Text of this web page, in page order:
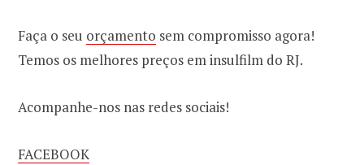
Faça o seu orçamento sem compromisso agora!
Temos os melhores preços em insulfilm do RJ.
Acompanhe-nos nas redes sociais!
FACEBOOK